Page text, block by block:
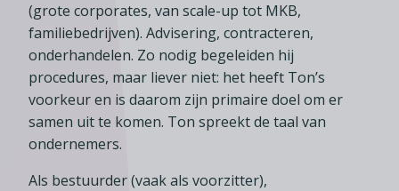
(grote corporates, van scale-up tot MKB,
familiebedrijven). Advisering, contracteren,
onderhandelen. Zo nodig begeleiden hij
procedures, maar liever niet: het heeft Ton’s
voorkeur en is daarom zijn primaire doel om er
samen uit te komen. Ton spreekt de taal van
ondernemers.
Als bestuurder (vaak als voorzitter),